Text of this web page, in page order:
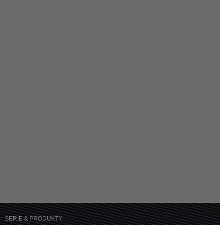
SERIE & PRODUKTY